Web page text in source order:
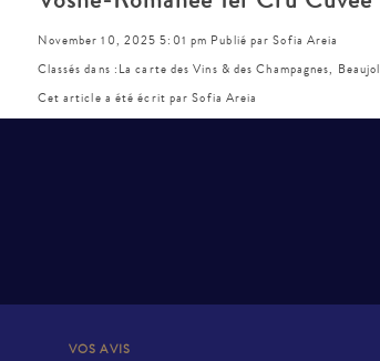
November 10, 2025 5:01 pm Publié parSofia Areia
Classés dans : La carte des Vins & des Champagnes,
Cet article a été écrit par Sofia Areia
VOS AVIS